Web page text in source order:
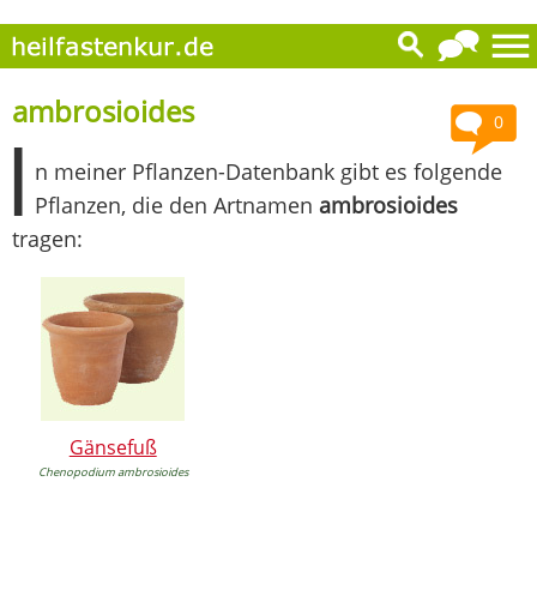
0
ambrosioides
I n meiner Pflanzen-Datenbank gibt es folgende
Pflanzen, die den Artnamen ambrosioides
tragen:
Gänsefuß
Chenopodium ambrosioides